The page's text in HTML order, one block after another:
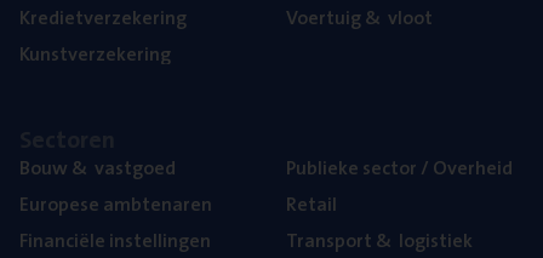
Kre­diet­ver­ze­ke­ring
Kunst­ver­ze­ke­ring
Voer­tuig& vloot
Bouw& vastgoed
Euro­pe­se ambtenaren
Finan­ci­ë­le instellingen
Publie­ke sec­tor / Overheid
Retail
Trans­port& logistiek